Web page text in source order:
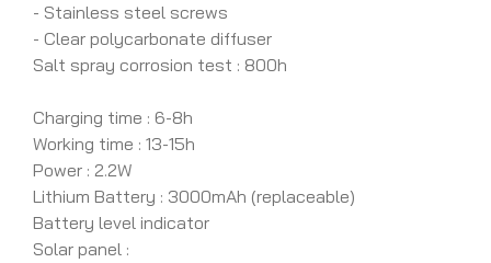
- Stainless steel screws
- Clear polycarbonate diffuser
Salt spray corrosion test : 800h
Charging time : 6-8h
Working time : 13-15h
Power : 2.2W
Lithium Battery : 3000mAh (replaceable)
Battery level indicator
Solar panel :